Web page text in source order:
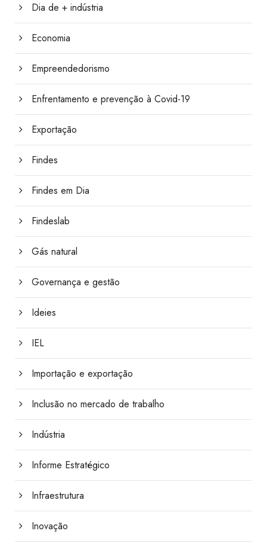
Dia de + indústria
Economia
Empreendedorismo
Enfrentamento e prevenção à Covid-19
Exportação
Findes
Findes em Dia
Findeslab
Gás natural
Governança e gestão
Ideies
IEL
Importação e exportação
Inclusão no mercado de trabalho
Indústria
Informe Estratégico
Infraestrutura
Inovação